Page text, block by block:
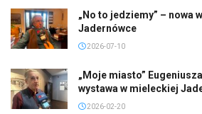
„No to jedziemy” – nowa
Jadernówce
2026-07-10
„Moje miasto”
wystawa w mieleckiej
2026-02-20